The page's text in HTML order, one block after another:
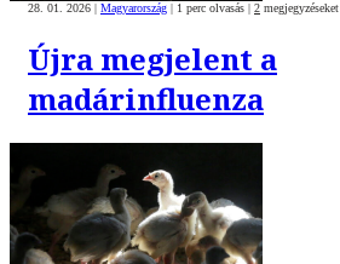
28. 01. 2026 Magyarország 1 perc olvasás 2 megjegyzéseket
Újra megjelent a
madárinfluenza